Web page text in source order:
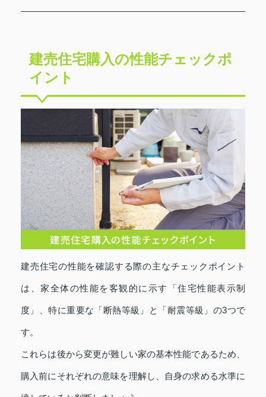
建売住宅購入の性能チェックポ
イント
建売住宅の性能を確認する際の主なチェックポイント
は、家全体の性能を客観的に示す「住宅性能表示制
度」、特に重要な「断熱等級」と「耐震等級」の3つで
す。
これらは後から変更が難しい家の基本性能であるため、
購入前にそれぞれの意味を理解し、自身の求める水準に